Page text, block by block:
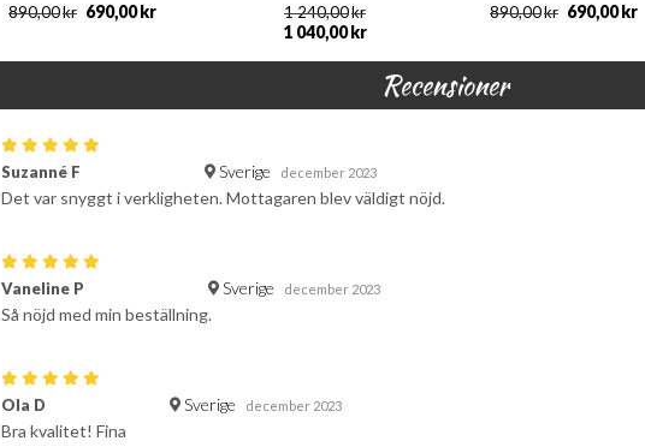
kr
890,00 kr
690,00 kr
1 240,00
kr
1 040,00
kr
890,00 kr
690,00
Recensioner
Suzanné F Sverige december 2023
Det var snyggt i verkligheten. Mottagaren blev väldigt nöjd.
Vaneline P Sverige december 2023
Så nöjd med min beställning.
Ola D Sverige december 2023
Bra kvalitet! Fina